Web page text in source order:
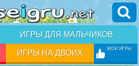
ИГРЫ ДЛЯ МАЛЬЧИКОВ
ИГРЫ НА ДВОИХ МОИ ИГРЫ